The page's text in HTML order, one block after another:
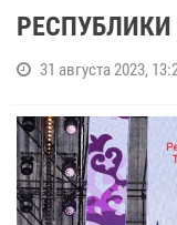
РЕСПУБЛИКИ
31 августа 2023,